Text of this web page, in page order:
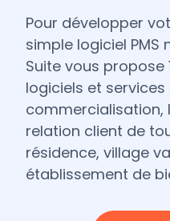
Pour développer
simple logiciel PMS
Suite vous propose
logiciels et
commercialisation,
relation client de
résidence, village
établissement de